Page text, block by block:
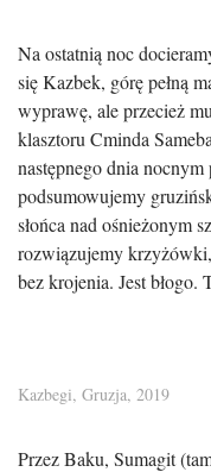
Na ostatnią noc
się Kazbek, górę pełną
wyprawę, ale przecież
klasztoru Cminda
następnego dnia
podsumowujemy
słońca nad ośnieżonym
rozwiązujemy
bez krojenia. Jest błogo.
Kazbegi, Gruzja, 2019
Przez Baku, Sumagit